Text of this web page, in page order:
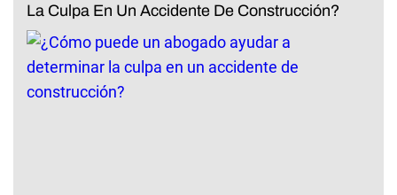
La Culpa En Un Accidente De Construcción?